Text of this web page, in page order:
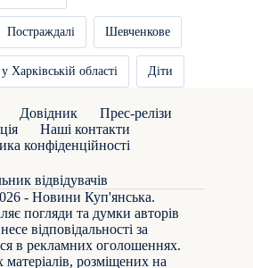
Постраждалі Шевченкове
області Діти
Довідник
Прес-релізи
Наші контакти
конфіденційності
- Новини Куп'янська.
погляди та думки авторів
відповідальності за
в рекламних оголошеннях.
розміщених на